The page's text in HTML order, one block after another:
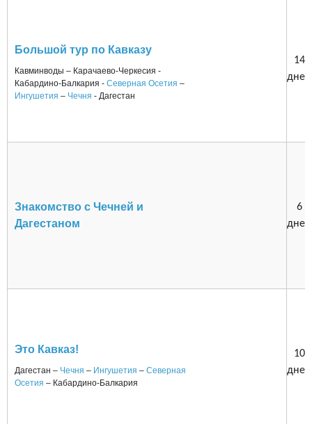
Большой тур по Кавказу
Кавминводы – Карачаево-Черкесия -
Кабардино-Балкария - Северная Осетия –
Ингушетия – Чечня - Дагестан
14
дней
Знакомство с Чечней и
Дагестаном
6
дней
Это Кавказ!
Дагестан – Чечня – Ингушетия – Северная
Осетия – Кабардино-Балкария
10
дней